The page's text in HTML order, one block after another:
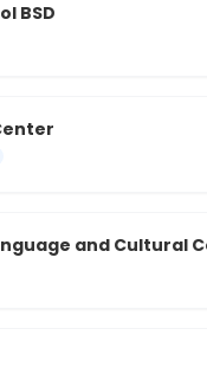
BSD
and Cultural